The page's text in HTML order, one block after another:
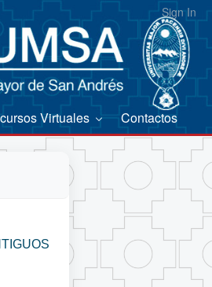
Sign In
Virtuales Contactos